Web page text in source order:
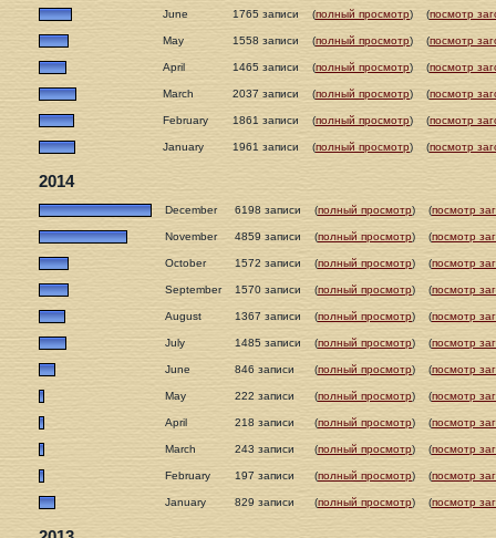
June 1765 записи (полный просмотр) (посмотр
May 1558 записи (полный просмотр) (посмотр
April 1465 записи (полный просмотр) (посмотр
March 2037 записи (полный просмотр) (посмотр
February 1861 записи (полный просмотр) (посмотр
January 1961 записи (полный просмотр) (посмотр
2014
December 6198 записи (полный просмотр) (посмотр
November 4859 записи (полный просмотр) (посмотр
October 1572 записи (полный просмотр) (посмотр
September 1570 записи (полный просмотр) (посмотр
August 1367 записи (полный просмотр) (посмотр
July 1485 записи (полный просмотр) (посмотр
June 846 записи (полный просмотр) (посмотр
May 222 записи (полный просмотр) (посмотр
April 218 записи (полный просмотр) (посмотр
March 243 записи (полный просмотр) (посмотр
February 197 записи (полный просмотр) (посмотр
January 829 записи (полный просмотр) (посмотр